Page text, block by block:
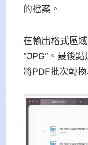
的檔案。
在輸出格式區
“JPG”。最後
將PDF批次轉換